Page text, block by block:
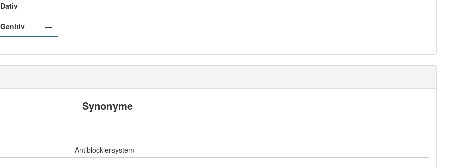
Dativ —
Genitiv —
Synonyme
Antiblockiersystem